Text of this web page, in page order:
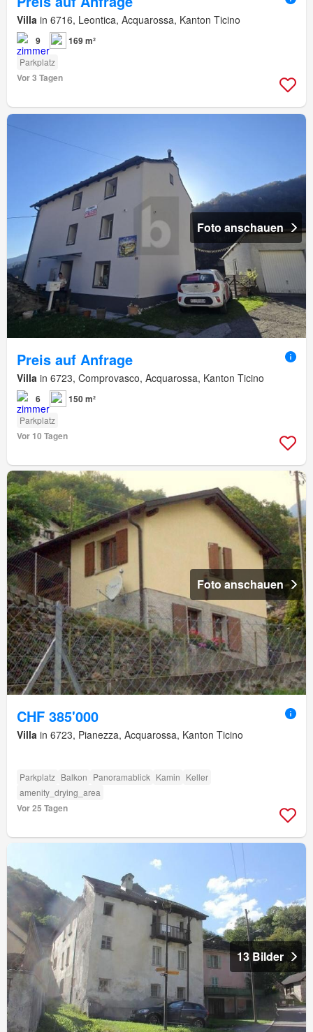
Villa in 6716, Leontica, Acquarossa, Kanton Ticino
9 169 m²
Parkplatz
Vor 3 Tagen
Foto anschauen
Preis auf Anfrage
Villa in 6723, Comprovasco, Acquarossa, Kanton Ticino
6 150 m²
Parkplatz
Vor 10 Tagen
Foto anschauen
CHF 385'000
Villa in 6723, Pianezza, Acquarossa, Kanton Ticino
Parkplatz Balkon Panoramablick Kamin Keller
amenity_drying_area
Vor 25 Tagen
13 Bilder